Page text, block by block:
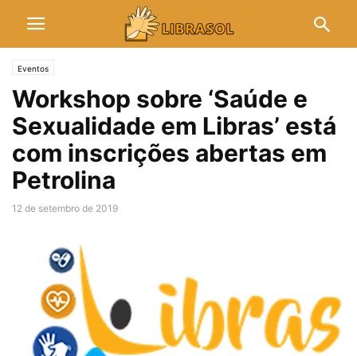
Eventos
Workshop sobre ‘Saúde e
Sexualidade em Libras’ está
com inscrições abertas em
Petrolina
12 de setembro de 2019